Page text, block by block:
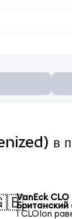
в
VanEck CLO
Британский
1 CLOIon